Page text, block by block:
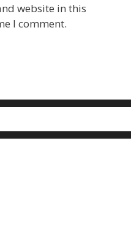
website in this
I comment.